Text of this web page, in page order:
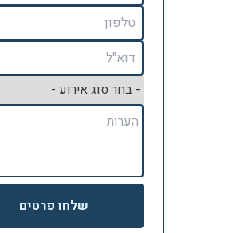
שלחו פרטים